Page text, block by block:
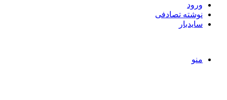
ورود
نوشته تصادفی
سایدبار
منو